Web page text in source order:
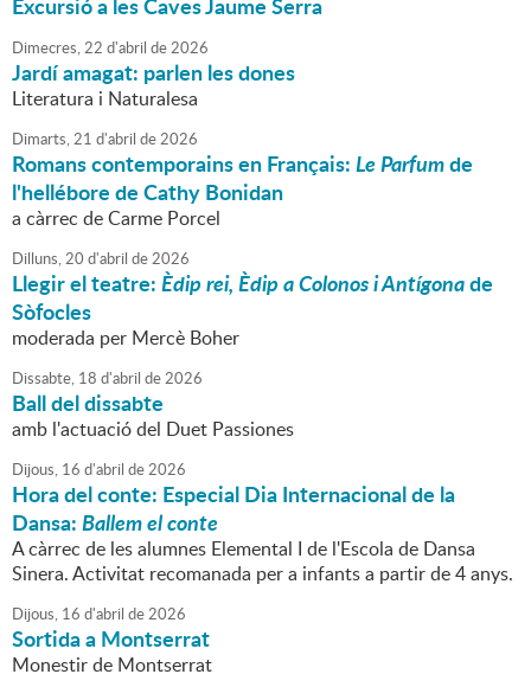
Excursió a les Caves Jaume Serra
Dimecres,22 d'abril de2026
Jardí amagat: parlen les dones
Literatura i Naturalesa
Dimarts,21 d'abril de2026
Romans contemporains en Français:Le Parfumde
l'hellébore de Cathy Bonidan
a càrrec de Carme Porcel
Dilluns,20 d'abril de2026
Llegir el teatre:Èdip rei, Èdip a Colonos i Antígonade
Sòfocles
moderada per Mercè Boher
Dissabte, 18 d'abril de2026
Ball del dissabte
amb l'actuació del Duet Passiones
Dijous, 16 d'abril de2026
Hora del conte: Especial Dia Internacional de la
Dansa:Ballem el conte
A càrrec de les alumnes Elemental I de l'Escola de Dansa
Sinera. Activitat recomanada per a infants a partir de 4 anys.
Dijous, 16 d'abril de2026
Sortida a Montserrat
Monestir de Montserrat